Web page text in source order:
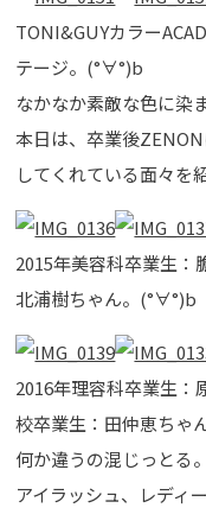
TONI&GUYカラー
テージ。(°∀°)b
なかなか素敵な色に染
本日は、卒業後
してくれている面々を
2015年美容科卒業生：
北浦樹ちゃん。(°∀°)b
2016年理容科卒業生
校卒業生：田仲恵ちゃ
何か違うの混じっとる
アイラッシュ、レディ